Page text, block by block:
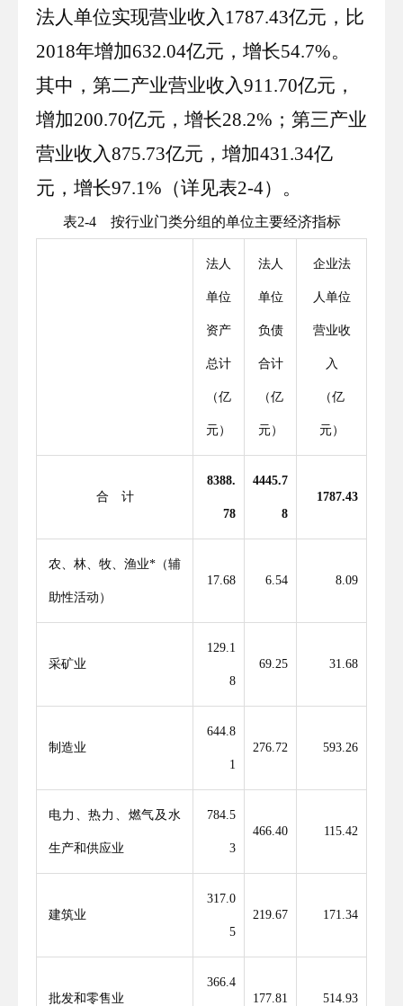
法人单位实现营业收入 1787.43亿元，比
2018年增加632.04亿元，增长54.7%。
其中，第二产业营业收入911.70亿元，
增加200.70亿元，增长28.2%；第三产业
营业收入875.73亿元，增加431.34亿
元，增长97.1%（详见表2-4）。
表2-4按行业门类分组的单位主要经济指标
法人
单位
资产
总计
（亿
元）
法人
单位
负债
合计
（亿
元）
企业法
人单位
营业收
入
（亿
元）
合 计
8388.
78
4445.7
8
1787.43
农、林、牧、渔业*（辅
助性活动 ）
17.68 6.54 8.09
采矿业
129.1
8
69.25 31.68
制造业
644.8
1
276.72 593.26
电力、热力、燃气及水
生产和供应业
784.5
3
466.40 115.42
建筑业
317.0
5
219.67 171.34
批发和零售业
366.4
177.81 514.93